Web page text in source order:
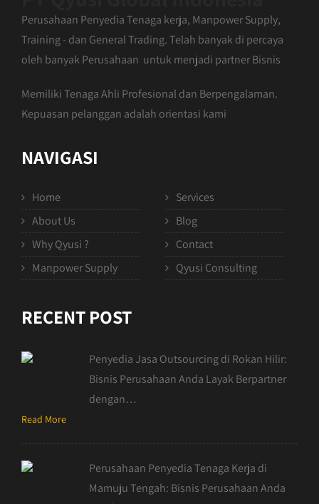
Perusahaan Penyedia Tenaga kerja, Manpower Supply,
Training - dan General Trading. Telah banyak di percaya
oleh banyak Perusahaan untuk menjadi partner Bisnis
Memiliki Tenaga Ahli Profesional dan Berpengalaman.
Kepuasan pelanggan adalah orientasi kami
NAVIGASI
Home
About Us
Why Qyusi ?
Manpower Supply
Services
Blog
Contact
Qyusi Consulting
RECENT POST
Penyedia Jasa Outsourcing di Rokan Hilir:
Bisnis Perusahaan Anda Layak Berpartner
dengan…
Read More
Perusahaan Penyedia Tenaga Kerja di
Mamuju Tengah: Bisnis Perusahaan Anda